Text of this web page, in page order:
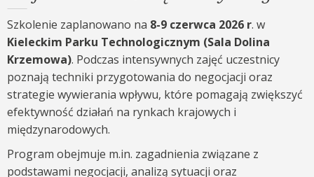
Szkolenie zaplanowano na 8-9 czerwca 2026 r. w
Kieleckim Parku Technologicznym (Sala Dolina
Krzemowa). Podczas intensywnych zajęć uczestnicy
poznają techniki przygotowania do negocjacji oraz
strategie wywierania wpływu, które pomagają zwiększyć
efektywność działań na rynkach krajowych i
międzynarodowych.
Program obejmuje m.in. zagadnienia związane z
podstawami negocjacji, analizą sytuacji oraz